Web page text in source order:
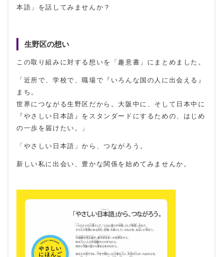
本語」を話してみませんか？
生野区の想い
この取り組みに対する想いを「趣意書」にまとめました。
「近所で、学校で、職場で『いろんな国の人に出会える』
まち。
世界につながる生野区だから。大阪中に、そして日本中に
『やさしい日本語』をスタンダードにするための、はじめ
の一歩を届けたい。」
「やさしい日本語」から、つながろう。
新しい私に出会い、豊かな関係を始めてみませんか。